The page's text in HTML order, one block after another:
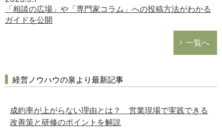
「相談の広場」や「専門家コラム」への投稿方法がわかる
ガイドを公開
一覧へ
経営ノウハウの泉より最新記事
成約率が上がらない理由とは？ 営業現場で実践できる
改善策と研修のポイントを解説